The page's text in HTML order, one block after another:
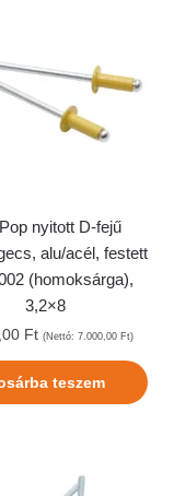
nyitott D-fejű
alu/acél, festett
(homoksárga),
3,2×8
Ft (Nettó: 7.000,00 Ft)
teszem